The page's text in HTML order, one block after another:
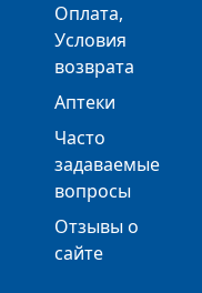
Оплата,
Условия
возврата
Аптеки
Часто
задаваемые
вопросы
Отзывы о
сайте